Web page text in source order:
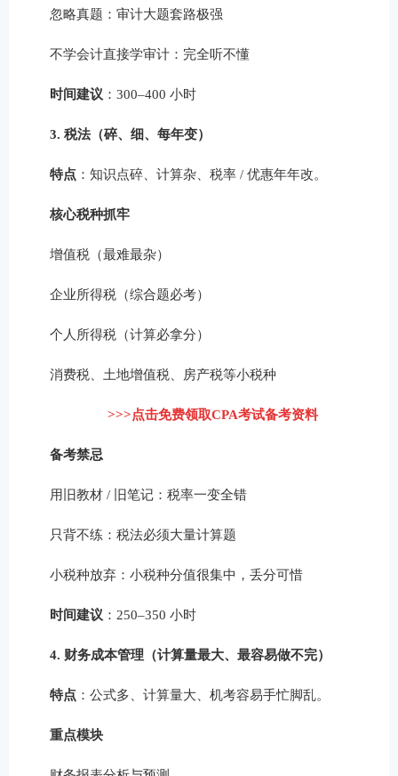
忽略真题：审计大题套路极强
不学会计直接学审计：完全听不懂
时间建议 ：300–400 小时
3. 税法（碎、细、每年变）
特点：知识点碎、计算杂、税率 / 优惠年年改。
核心税种抓牢
增值税（最难最杂）
企业所得税（综合题必考）
个人所得税（计算必拿分）
消费税、土地增值税、房产税等小税种
>>>点击免费领取CPA考试备考资料
备考禁忌
用旧教材 / 旧笔记：税率一变全错
只背不练：税法必须大量计算题
小税种放弃：小税种分值很集中，丢分可惜
时间建议 ：250–350 小时
4. 财务成本管理（计算量最大、最容易做不完）
特点：公式多、计算量大、机考容易手忙脚乱。
重点模块